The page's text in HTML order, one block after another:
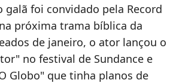
galã foi convidado pela Record
próxima trama bíblica da
de janeiro, o ator lançou o
no festival de Sundance e
Globo" que tinha planos de